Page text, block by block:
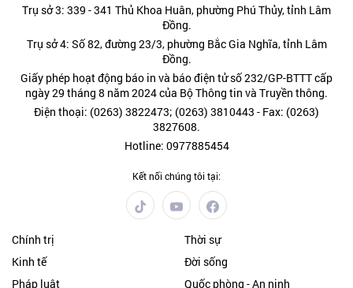
Trụ sở 3: 339 - 341 Thủ Khoa Huân, phường Phú Thủy, tỉnh Lâm
Đồng.
Trụ sở 4: Số 82, đường 23/3, phường Bắc Gia Nghĩa, tỉnh Lâm
Đồng.
Giấy phép hoạt động báo in và báo điện tử số 232/GP-BTTT cấp
ngày 29 tháng 8 năm 2024 của Bộ Thông tin và Truyền thông.
Điện thoại: (0263) 3822473; (0263) 3810443 - Fax: (0263)
3827608.
Hotline: 0977885454
Kết nối chúng tôi tại:
Chính trị
Thời sự
Kinh tế
Đời sống
Pháp luật
Quốc phòng - An ninh